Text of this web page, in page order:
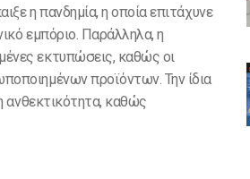
η πανδημία, η οποία επιτάχυνε
εμπόριο. Παράλληλα, η
εκτυπώσεις, καθώς οι
προϊόντων. Την ίδια
ανθεκτικότητα, καθώς